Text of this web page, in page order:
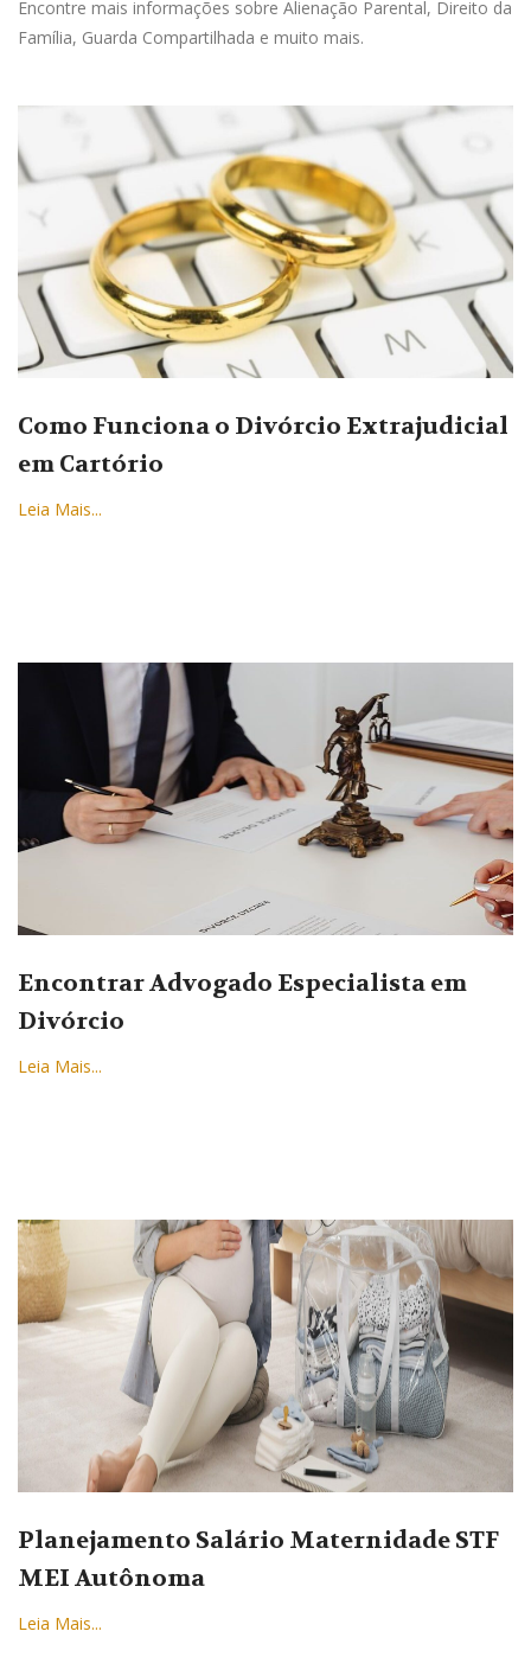
Encontre mais informações sobre Alienação Parental, Direito da
Família, Guarda Compartilhada e muito mais.
Como Funciona o Divórcio Extrajudicial
em Cartório
Leia Mais...
Encontrar Advogado Especialista em
Divórcio
Leia Mais...
Planejamento Salário Maternidade STF
MEI Autônoma
Leia Mais...